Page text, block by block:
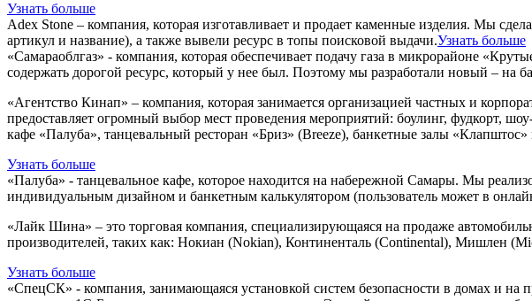
Узнать больше
Adex Stone – компания, которая изготавливает и продает каменные изделия. Мы
артикул и название), а также вывели ресурс в топы поисковой выдачи.Узнать больше
«Самараоблгаз» - компания, которая обеспечивает подачу газа в микрорайоне
содержать дорогой ресурс, который у нее был. Поэтому мы разработали новый – на
«Агентство Кинап» – компания, которая занимается организацией частных и
предоставляет огромный выбор мест проведения мероприятий: боулинг, фудкорт,
кафе «Палуба», танцевальный ресторан «Бриз» (Breeze), банкетные залы
Узнать больше
«Палуба» - танцевальное кафе, которое находится на набережной Самары. Мы
индивидуальным дизайном и банкетным калькулятором (пользователь может в
«Лайк Шина» – это торговая компания, специализирующаяся на продаже
производителей, таких как: Нокиан (Nokian), Континенталь (Continental), Мишлен
Узнать больше
«СпецСК» - компания, занимающаяся установкой систем безопасности в домах и на